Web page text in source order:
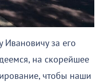
за его
на скорейшее
чтобы наши